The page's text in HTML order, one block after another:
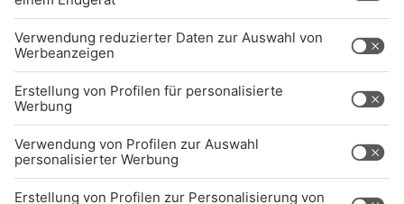
UNTERNEHMEN
Kontakt
Jobs
Sendeempfang
Über uns